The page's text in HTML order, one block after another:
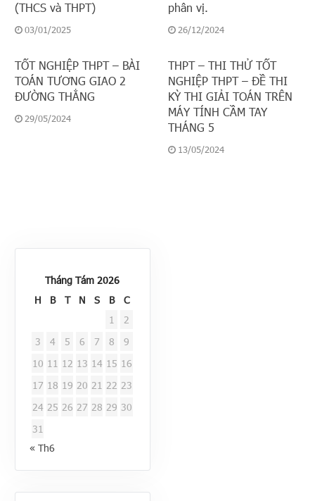
(THCS và THPT)
03/01/2025
phân vị.
26/12/2024
TỐT NGHIỆP THPT – BÀI
TOÁN TƯƠNG GIAO 2
ĐƯỜNG THẲNG
29/05/2024
THPT – THI THỬ TỐT
NGHIỆP THPT – ĐỀ THI
KỲ THI GIẢI TOÁN TRÊN
MÁY TÍNH CẦM TAY
THÁNG 5
13/05/2024
Tháng Tám 2026
H
B T N S B
C
1
2
3
4 5 6 7 8
9
10 11 12 13 14 15 16
17 18 19 20 21 22 23
24 25 26 27 28 29 30
31
« Th6